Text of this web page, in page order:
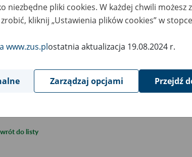
z ZUS w programie Płatnik.
planujemy wdrożenie nowej metryki dla wersji
za utrudnienia.
do listy
niezbędne pliki cookies. W każdej chwili możesz
kliknij „Ustawienia plików cookies” w
www.zus.plostatnia aktualizacja 19.08.2024 r.
Zarządzaj opcjami Przejdź